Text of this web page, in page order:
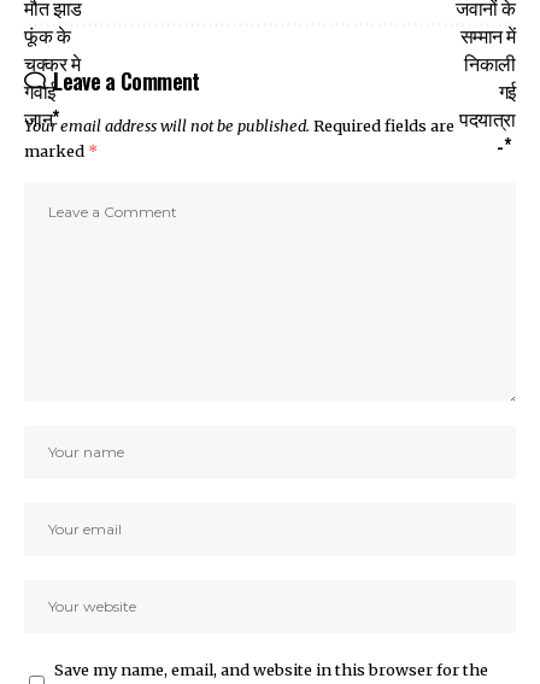
Leave a Comment
Your email address will not be published. Required fields are
marked *
Save my name, email, and website in this browser for the